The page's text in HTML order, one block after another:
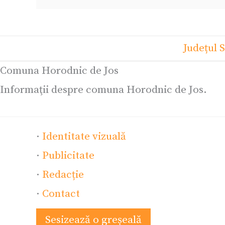
Județul
Comuna Horodnic de Jos
Informaţii despre comuna Horodnic de Jos.
· Identitate vizuală
· Publicitate
· Redacție
· Contact
Sesizează o greșeală